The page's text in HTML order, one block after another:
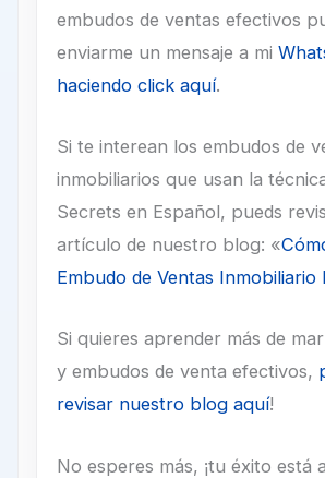
embudos de ventas efectivos
enviarme un mensaje a mi
haciendo click aquí.
Si te interean los embudos de
inmobiliarios que usan la
Secrets en Español, pueds
artículo de nuestro blog: «
Embudo de Ventas Inmobiliario
Si quieres aprender más de
y embudos de venta efectivos,
revisar nuestro blog aquí!
No esperes más, ¡tu éxito está